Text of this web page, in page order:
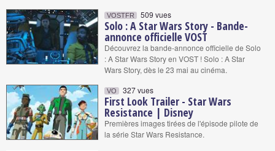
VOSTFR 509 vues
Solo : A Star Wars Story - Bande-
annonce officielle VOST
Découvrez la bande-annonce officielle de Solo
: A Star Wars Story en VOST ! Solo : A Star
Wars Story, dès le 23 mai au cinéma.
VO 327 vues
First Look Trailer - Star Wars
Resistance | Disney
Premières images tirées de l'épisode pilote de
la série Star Wars Resistance.